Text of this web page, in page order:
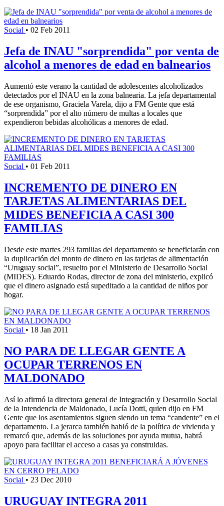
Social • 02 Feb 2011
Jefa de INAU "sorprendida" por venta de
alcohol a menores de edad en balnearios
Aumentó este verano la cantidad de adolescentes alcoholizados
detectados por el INAU en la zona balnearia. La jefa departamental
de ese organismo, Graciela Varela, dijo a FM Gente que está
“sorprendida” por el alto número de multas a locales que
expendieron bebidas alcohólicas a menores de edad.
Social • 01 Feb 2011
INCREMENTO DE DINERO EN
TARJETAS ALIMENTARIAS DEL
MIDES BENEFICIA A CASI 300
FAMILIAS
Desde este martes 293 familias del departamento se beneficiarán con
la duplicación del monto de dinero en las tarjetas de alimentación
“Uruguay social”, resuelto por el Ministerio de Desarrollo Social
(MIDES). Eduardo Rodas, director de zona del ministerio, explicó
que el dinero asignado está supeditado a la cantidad de niños por
hogar.
Social • 18 Jan 2011
NO PARA DE LLEGAR GENTE A
OCUPAR TERRENOS EN
MALDONADO
Así lo afirmó la directora general de Integración y Desarrollo Social
de la Intendencia de Maldonado, Lucía Dotti, quien dijo en FM
Gente que los asentamientos siguen siendo un tema “candente” en el
departamento. La jerarca también habló de la política de vivienda y
remarcó que, además de las soluciones por ayuda mutua, habrá
apoyo para facilitar el acceso a casas ya construidas.
Social • 23 Dec 2010
URUGUAY INTEGRA 2011